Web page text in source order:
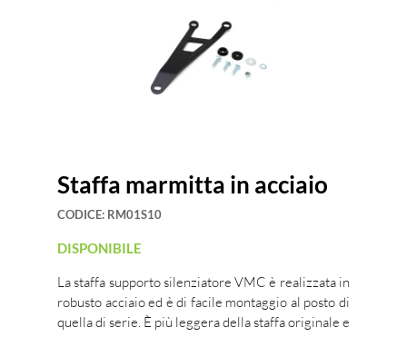
Staffa marmitta in acciaio
CODICE: RM01S10
DISPONIBILE
La staffa supporto silenziatore VMC è realizzata in
robusto acciaio ed è di facile montaggio al posto di
quella di serie. È più leggera della staffa originale e